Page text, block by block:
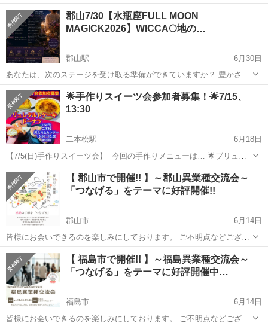
7/11(土) 11:00 - 17:00 @瑞祥館 2階ギャラリー （会津若松市） Trueタ
ロット無料モニター、または、クリスタルマジックのプレゼント付き
...
福島 会津若松市 会津若松駅
郡山7/30【水瓶座FULL MOON
MAGICK2026】WICCA🌕地の…
郡山駅
6月30日
あなたは、次のステージを受け取る準備ができていますか？ 豊かさと
は、お金だけではありません。 必要なタイミングで必要な人と出会
い、必要な情報やチャンスが集まり、理想の未来へ自然に進んでいく
流れそのものです。 水瓶座満月は...
福島 郡山市 郡山駅 その他 満月
🌟手作りスイーツ会参加者募集！🌟7/15、
13:30
二本松駅
6月18日
【7/5(日)手作りスイーツ会】 ⁡ 今回の手作りメニューは… 🌟ブリュレ
タルトケーキ 🌟ドーナツ ⚫︎ブリュレタルトケーキ 焼きプリンとしっ
とりタルトの濃厚プリンケーキに、さらにキャラメルの苦味とバリバ
リ食感もプラス！ ...
福島 二本松市 二本松駅 その他 スイーツ
【 郡山市で開催!! 】～郡山異業種交流会～
「つなげる」をテーマに好評開催!!
郡山市
6月14日
皆様にお会いできるのを楽しみにしております。 ご不明点などござい
ましたら気軽にご連絡ください！ ☆☆☆☆ 第5回 ☆☆☆☆ 【 郡山異
業種交流会のご案内 】 仕事や活動のつながりを作る場として開催し...
福島 郡山市 その他 会場
【 福島市で開催!! 】～福島異業種交流会～
「つなげる」をテーマに好評開催中…
福島市
6月14日
皆様にお会いできるのを楽しみにしております。 ご不明点などござい